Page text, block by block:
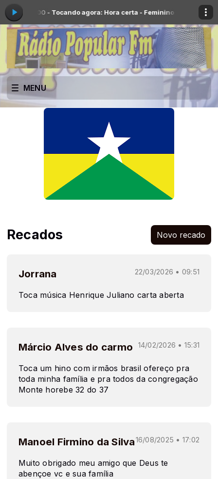
-Tocando agora: Hora certa - Feminino 2 Clube do Caipirão com
MENU
Recados Novo recado
Jorrana 22/03/2026 • 09:51
Toca música Henrique Juliano carta aberta
Márcio Alves do carmo 14/02/2026 • 15:31
Toca um hino com irmãos brasil ofereço pra
toda minha família e pra todos da congregação
Monte horebe 32 do 37
Manoel Firmino da Silva16/08/2025 • 17:02
Muito obrigado meu amigo que Deus te
abençoe vc e sua família